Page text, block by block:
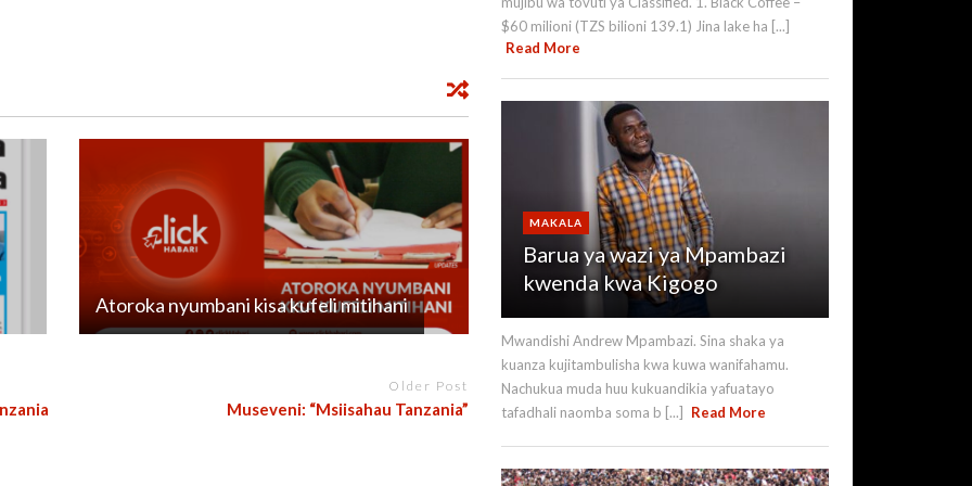
Atoroka nyumbani kisa kufeli mitihani
Older Post
Museveni: “Msiisahau Tanzania”
$60 milioni (TZS bilioni 139.1) Jina lake ha [...]
Read More
MAKALA
Barua ya wazi ya Mpambazi
kwenda kwa Kigogo
Mwandishi Andrew Mpambazi. Sina shaka ya
kuanza kujitambulisha kwa kuwa wanifahamu.
Nachukua muda huu kukuandikia yafuatayo
tafadhali naomba soma b [...]
Read More